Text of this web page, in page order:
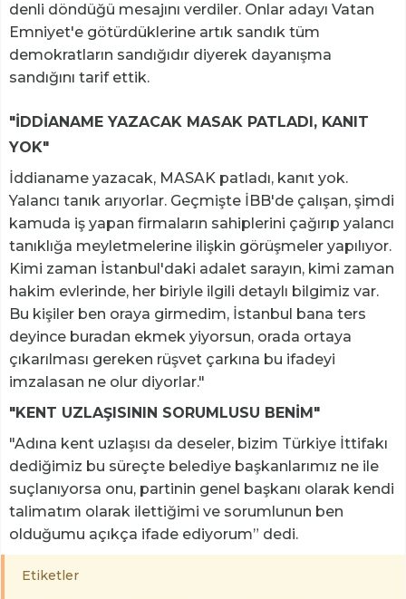
denli döndüğü mesajını verdiler. Onlar adayı Vatan
Emniyet'e götürdüklerine artık sandık tüm
demokratların sandığıdır diyerek dayanışma
sandığını tarif ettik.
"İDDİANAME YAZACAK MASAK PATLADI, KANIT
YOK"
İddianame yazacak, MASAK patladı, kanıt yok.
Yalancı tanık arıyorlar. Geçmişte İBB'de çalışan, şimdi
kamuda iş yapan firmaların sahiplerini çağırıp yalancı
tanıklığa meyletmelerine ilişkin görüşmeler yapılıyor.
Kimi zaman İstanbul'daki adalet sarayın, kimi zaman
hakim evlerinde, her biriyle ilgili detaylı bilgimiz var.
Bu kişiler ben oraya girmedim, İstanbul bana ters
deyince buradan ekmek yiyorsun, orada ortaya
çıkarılması gereken rüşvet çarkına bu ifadeyi
imzalasan ne olur diyorlar."
"KENT UZLAŞISININ SORUMLUSU BENİM"
"Adına kent uzlaşısı da deseler, bizim Türkiye İttifakı
dediğimiz bu süreçte belediye başkanlarımız ne ile
suçlanıyorsa onu, partinin genel başkanı olarak kendi
talimatım olarak ilettiğimi ve sorumlunun ben
olduğumu açıkça ifade ediyorum” dedi.
Etiketler